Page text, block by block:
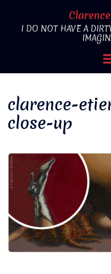
contenuI DO NOT HAVE A
clarence-
close-up